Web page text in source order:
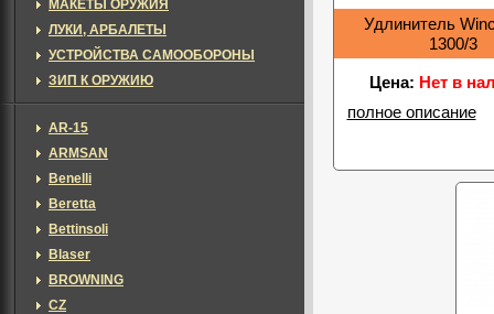
Удлинитель
1300/3
Цена: Нет в
полное описание
МАКЕТЫ ОРУЖИЯ
ЛУКИ, АРБАЛЕТЫ
УСТРОЙСТВА САМООБОРОНЫ
ЗИП К ОРУЖИЮ
AR-15
ARMSAN
Benelli
Beretta
Bettinsoli
Blaser
BROWNING
CZ